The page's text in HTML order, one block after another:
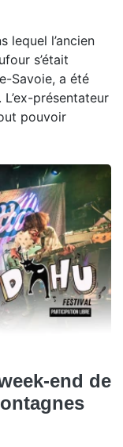
lequel l’ancien
s’était
Savoie, a été
présentateur
pouvoir
end de